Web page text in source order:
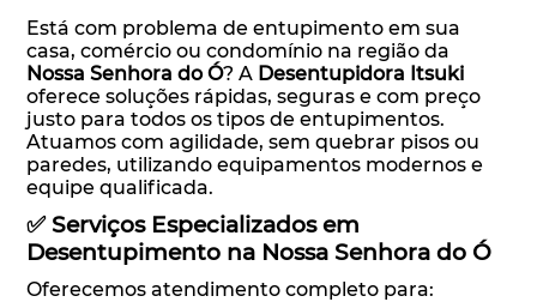
Está com problema de entupimento em sua
casa, comércio ou condomínio na região da
Nossa Senhora do Ó? A Desentupidora Itsuki
oferece soluções rápidas, seguras e com preço
justo para todos os tipos de entupimentos.
Atuamos com agilidade, sem quebrar pisos ou
paredes, utilizando equipamentos modernos e
equipe qualificada.
✅ Serviços Especializados em
Desentupimento na Nossa Senhora do Ó
Oferecemos atendimento completo para: